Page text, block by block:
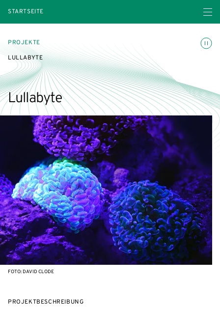
STARTSEITE Menü
PROJEKTE
LULLABYTE
Lullabyte
FOTO: DAVID CLODE
PROJEKTBESCHREIBUNG